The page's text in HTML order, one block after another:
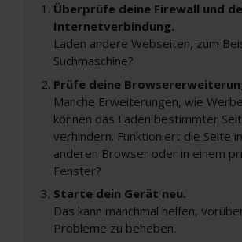
Überprüfe deine Firewall und
Internetverbindung.
Laden andere Webseiten, zum
Suchmaschine?
Prüfe deine
Manche Erweiterungen, wie
können das Laden bestimmter
verhindern. Funktioniert die Seite
anderen Browser oder in einem
Fenster?
Starte dein Gerät neu.
Das kann manchmal helfen,
Probleme zu beheben.